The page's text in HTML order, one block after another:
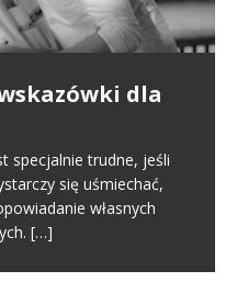
dla
specjalnie trudne, jeśli
się uśmiechać,
własnych
[…]
i naszym
online. To normalny
Na tym etapie
[…]
online oraz
innymi dlatego
to jednak, że
musi